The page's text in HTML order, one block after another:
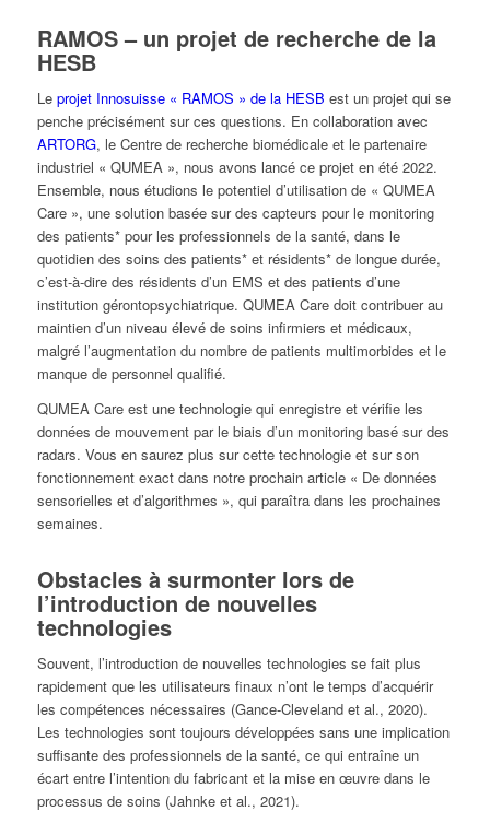
RAMOS– un projet de recherche de la
HESB
Le projet Innosuisse « RAMOS » de la HESB est un projet qui se
penche précisément sur ces questions. En collaboration avec
ARTORG, le Centre de recherche biomédicale et le partenaire
industriel « QUMEA », nous avons lancé ce projet en été 2022.
Ensemble, nous étudions le potentiel d’utilisation de « QUMEA
Care », une solution basée sur des capteurs pour le monitoring
des patients* pour les professionnels de la santé, dans le
quotidien des soins des patients* et résidents* de longue durée,
c’est-à-dire des résidents d’un EMS et des patients d’une
institution gérontopsychiatrique. QUMEA Care doit contribuer au
maintien d’un niveau élevé de soins infirmiers et médicaux,
malgré l’augmentation du nombre de patients multimorbides et le
manque de personnel qualifié.
QUMEA Care est une technologie qui enregistre et vérifie les
données de mouvement par le biais d’un monitoring basé sur des
radars. Vous en saurez plus sur cette technologie et sur son
fonctionnement exact dans notre prochain article « De données
sensorielles et d’algorithmes », qui paraîtra dans les prochaines
semaines.
Obstacles à surmonter lors de
l’introduction de nouvelles
technologies
Souvent, l’introduction de nouvelles technologies se fait plus
rapidement que les utilisateurs finaux n’ont le temps d’acquérir
les compétences nécessaires (Gance-Cleveland et al., 2020).
Les technologies sont toujours développées sans une implication
suffisante des professionnels de la santé, ce qui entraîne un
écart entre l’intention du fabricant et la mise en œuvre dans le
processus de soins (Jahnke et al., 2021).